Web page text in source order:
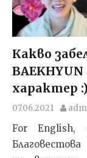
Какво
характер
07.06.2021
For English,